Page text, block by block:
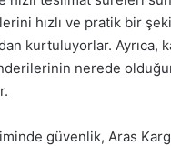
hızlı ve pratik bir
kurtuluyorlar. Ayrıca,
nerede
güvenlik, Aras